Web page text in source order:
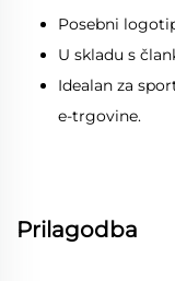
Posebni
U skladu s
Idealan za
e-trgovine.
Prilagodba